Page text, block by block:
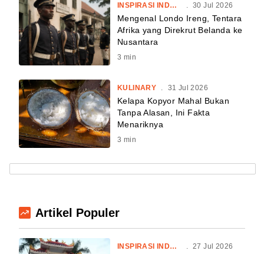
INSPIRASI INDONESIA 30 Jul 2026
Mengenal Londo Ireng, Tentara
Afrika yang Direkrut Belanda ke
Nusantara
3 min
KULINARY 31 Jul 2026
Kelapa Kopyor Mahal Bukan
Tanpa Alasan, Ini Fakta
Menariknya
3 min
Artikel Populer
INSPIRASI INDONESIA . 27 Jul 2026